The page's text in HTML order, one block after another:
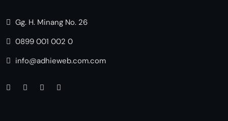
Gg. H. Minang No. 26
0899 001 002 0
info@adhieweb.com.com